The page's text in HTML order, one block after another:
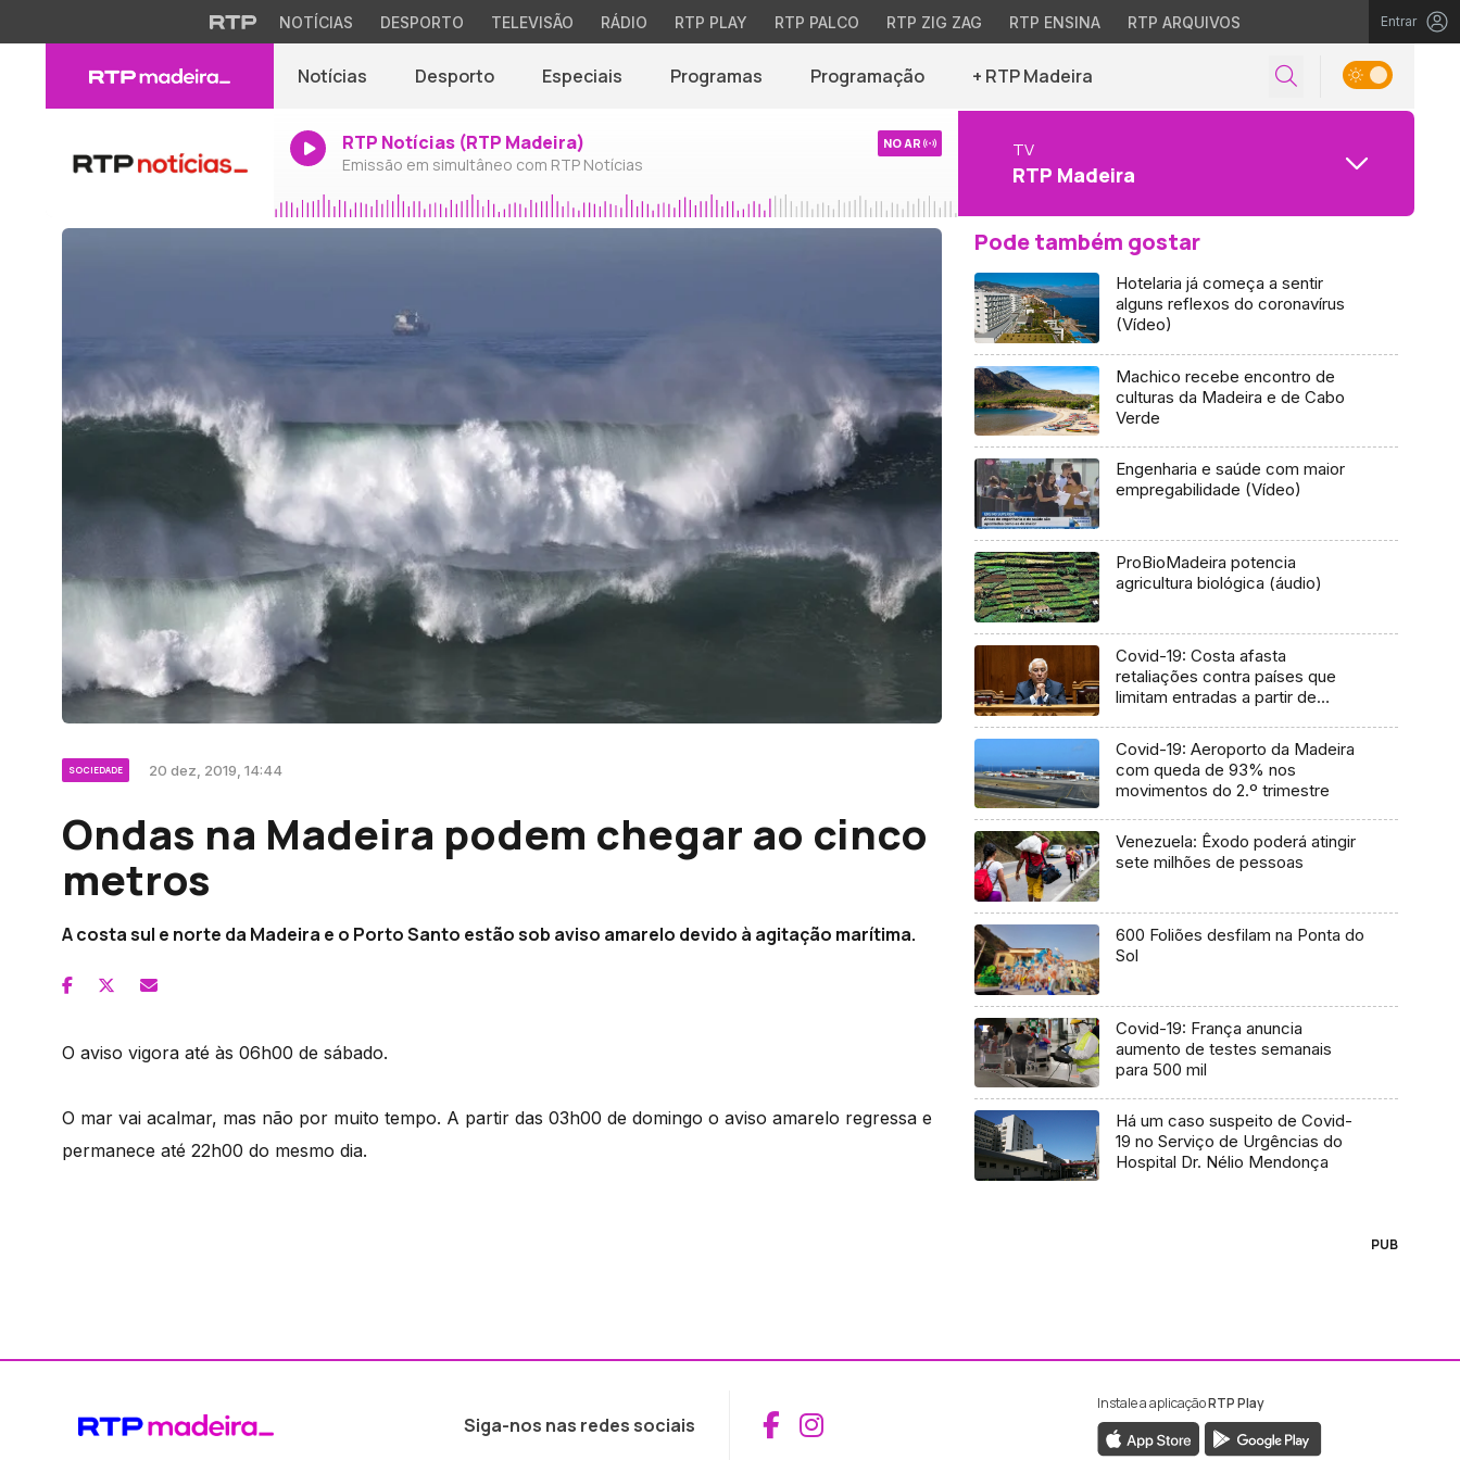
NOTÍCIAS DESPORTO TELEVISÃO RÁDIO RTP PLAY RTP PALCO RTP ZIG ZAG RTP ENSINA RTP ARQUIVOS Entrar
Notícias Desporto Especiais Programas Programação + RTP Madeira
RTP Notícias (RTP Madeira)
Emissão em simultâneo com RTP Notícias
NO AR TV
RTP Madeira
SOCIEDADE 20 dez, 2019, 14:44
Ondas na Madeira podem chegar ao cinco
metros
A costa sul e norte da Madeira e o Porto Santo estão sob aviso amarelo devido à agitação marítima.
O aviso vigora até às 06h00 de sábado.
O mar vai acalmar, mas não por muito tempo. A partir das 03h00 de domingo o aviso amarelo regressa e
permanece até 22h00 do mesmo dia.
Pode também gostar
Hotelaria já começa a sentir
alguns reflexos do coronavírus
(Vídeo)
Machico recebe encontro de
culturas da Madeira e de Cabo
Verde
Engenharia e saúde com maior
empregabilidade (Vídeo)
ProBioMadeira potencia
agricultura biológica (áudio)
Covid-19: Costa afasta
retaliações contra países que
limitam entradas a partir de
Covid-19: Aeroporto da Madeira
com queda de 93% nos
movimentos do 2.º trimestre
Venezuela: Êxodo poderá atingir
sete milhões de pessoas
600 Foliões desfilam na Ponta do
Sol
Covid-19: França anuncia
aumento de testes semanais
para 500 mil
Há um caso suspeito de Covid-
19 no Serviço de Urgências do
Hospital Dr. Nélio Mendonça
PUB
Siga-nos nas redes sociais Aceder ao Facebook da RTP Madeira
Aceder ao Instagram da RTP Madeira
Instale a aplicaçãoRTP Play